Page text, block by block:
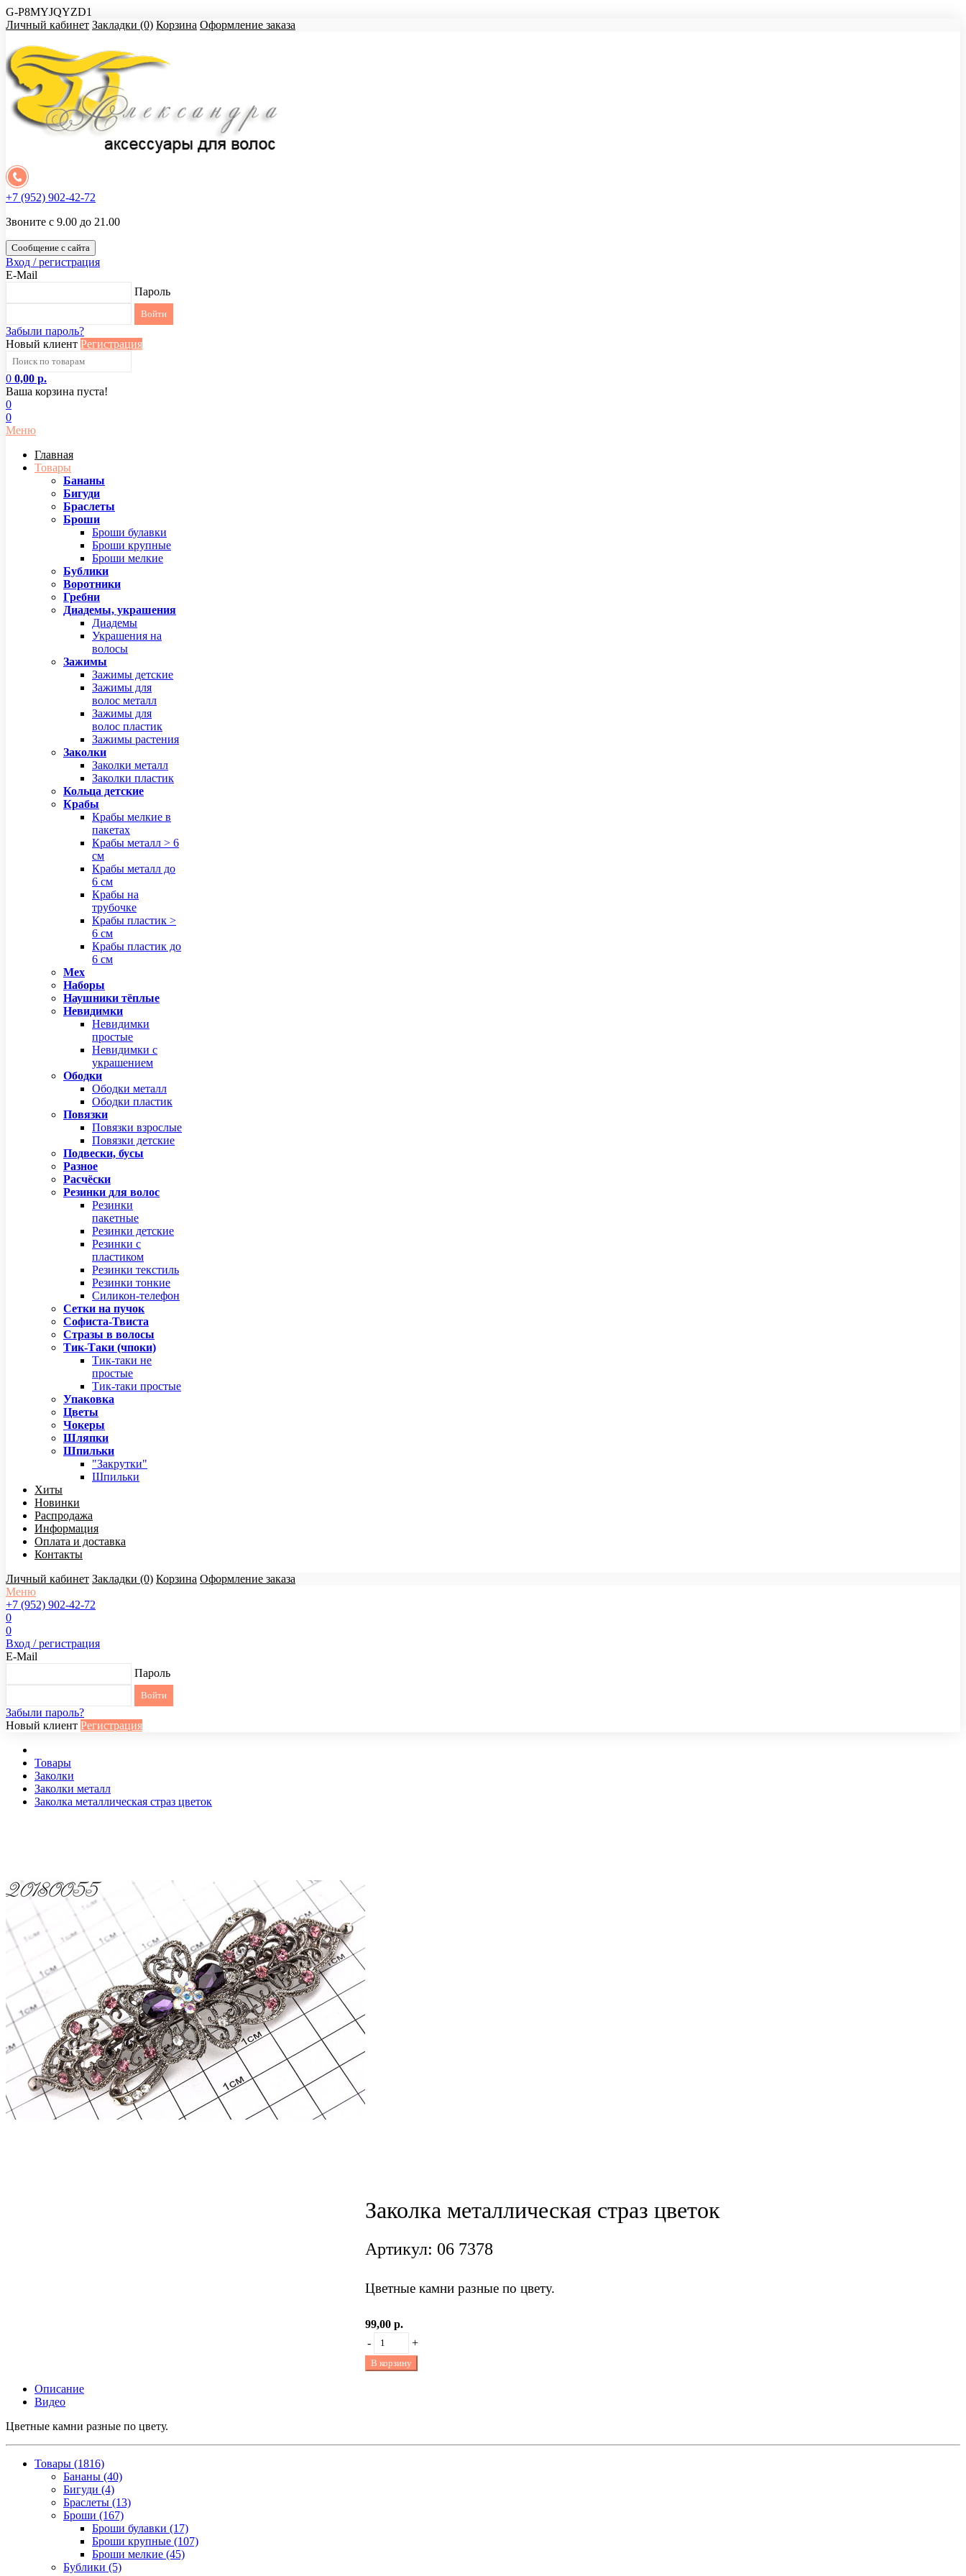
G-P8MYJQYZD1
Личный кабинет Закладки (0) Корзина Оформление заказа
+7 (952) 902-42-72
Звоните с 9.00 до 21.00
Сообщение с сайта
Вход / регистрация
E-Mail
Пароль
Забыли пароль?
Новый клиент Регистрация
0 0,00 р.
Ваша корзина пуста!
0
0
Меню
Главная
Товары
Бананы
Бигуди
Браслеты
Броши
Броши булавки
Броши крупные
Броши мелкие
Бублики
Воротники
Гребни
Диадемы, украшения
Диадемы
Украшения на
волосы
Зажимы
Зажимы детские
Зажимы для
волос металл
Зажимы для
волос пластик
Зажимы растения
Заколки
Заколки металл
Заколки пластик
Кольца детские
Крабы
Крабы мелкие в
пакетах
Крабы металл > 6
см
Крабы металл до
6 см
Крабы на
трубочке
Крабы пластик >
6 см
Крабы пластик до
6 см
Мех
Наборы
Наушники тёплые
Невидимки
Невидимки
простые
Невидимки с
украшением
Ободки
Ободки металл
Ободки пластик
Повязки
Повязки взрослые
Повязки детские
Подвески, бусы
Разное
Расчёски
Резинки для волос
Резинки
пакетные
Резинки детские
Резинки с
пластиком
Резинки текстиль
Резинки тонкие
Силикон-телефон
Сетки на пучок
Софиста-Твиста
Стразы в волосы
Тик-Таки (чпоки)
Тик-таки не
простые
Тик-таки простые
Упаковка
Цветы
Чокеры
Шляпки
Шпильки
"Закрутки"
Шпильки
Хиты
Новинки
Распродажа
Информация
Оплата и доставка
Контакты
Личный кабинет Закладки (0) Корзина Оформление заказа
Меню
+7 (952) 902-42-72
0
0
Вход / регистрация
E-Mail
Пароль
Забыли пароль?
Новый клиент Регистрация
Товары
Заколки
Заколки металл
Заколка металлическая страз цветок
Заколка металлическая страз цветок
Артикул: 06 7378
Цветные камни разные по цвету.
99,00 р.
-
+
В корзину
Описание
Видео
Цветные камни разные по цвету.
Товары (1816)
Бананы (40)
Бигуди (4)
Браслеты (13)
Броши (167)
Броши булавки (17)
Броши крупные (107)
Броши мелкие (45)
Бублики (5)